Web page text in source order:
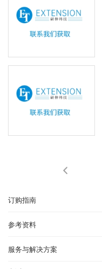
订购指南
参考资料
服务与解决方案